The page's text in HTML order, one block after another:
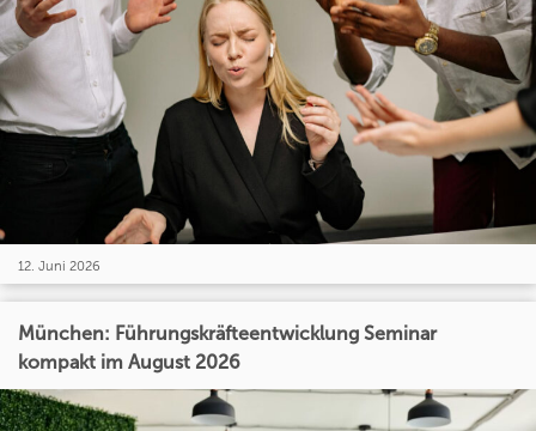
12. Juni 2026
München: Führungskräfteentwicklung Seminar
kompakt im August 2026